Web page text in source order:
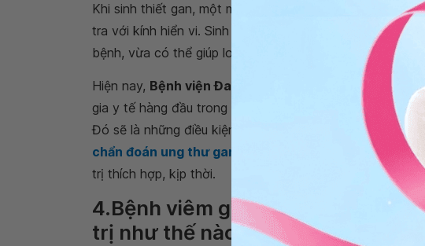
Khi sinh thiết gan, một mảnh rất nhỏ của nhu mô gan
tra với kính hiển vi. Sinh thiết gan vừa giúp khẳng định
bệnh, vừa có thể giúp loại trừ các căn nguyên gây bệnh
Hiện nay, Bệnh viện Đa khoa Quốc tế Vinmec
là một
gia y tế hàng đầu trong lĩnh vực Gan - Mật - Tuỵ,
Đó sẽ là những điều kiện tốt giúp cho việc thăm khám,
chẩn đoán ung thư gan
được nhanh chóng, tiện lợi,
trị thích hợp, kịp thời.
4.Bệnh viêm gan tự miễn có thể
trị như thế nào?